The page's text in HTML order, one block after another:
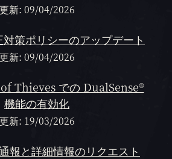
更新: 09/04/2026
策ポリシーのアップデート
更新: 09/04/2026
Thieves での DualSense®
機能の有効化
更新: 19/03/2026
報と詳細情報のリクエスト